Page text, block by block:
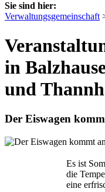
Sie sind hier:
Verwaltungsgemeinschaft
in
und
Der Eiswagen
Es ist
die
eine